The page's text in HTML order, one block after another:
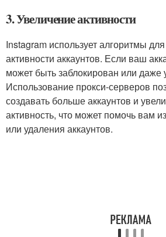
3. Увеличение активности
Instagram использует алгоритмы
активности аккаунтов. Если ваш
может быть заблокирован или даже
Использование прокси-серверов
создавать больше аккаунтов и
активность, что может помочь вам
или удаления аккаунтов.